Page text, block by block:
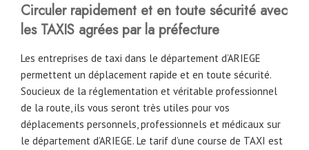
Circuler rapidement et en toute sécurité avec
les TAXIS agrées par la préfecture
Les entreprises de taxi dans le département d’ARIEGE
permettent un déplacement rapide et en toute sécurité.
Soucieux de la réglementation et véritable professionnel
de la route, ils vous seront très utiles pour vos
déplacements personnels, professionnels et médicaux sur
le département d’ARIEGE. Le tarif d’une course de TAXI est